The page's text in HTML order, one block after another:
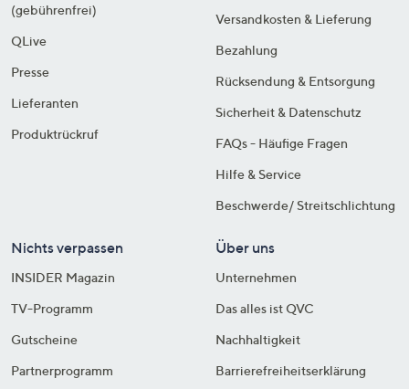
(gebührenfrei)
QLive
Presse
Lieferanten
Produktrückruf
Versandkosten & Lieferung
Bezahlung
Rücksendung & Entsorgung
Sicherheit & Datenschutz
FAQs - Häufige Fragen
Hilfe & Service
Beschwerde/ Streitschlichtung
Nichts verpassen
INSIDER Magazin
TV-Programm
Gutscheine
Partnerprogramm
Über uns
Unternehmen
Das alles ist QVC
Nachhaltigkeit
Barrierefreiheitserklärung